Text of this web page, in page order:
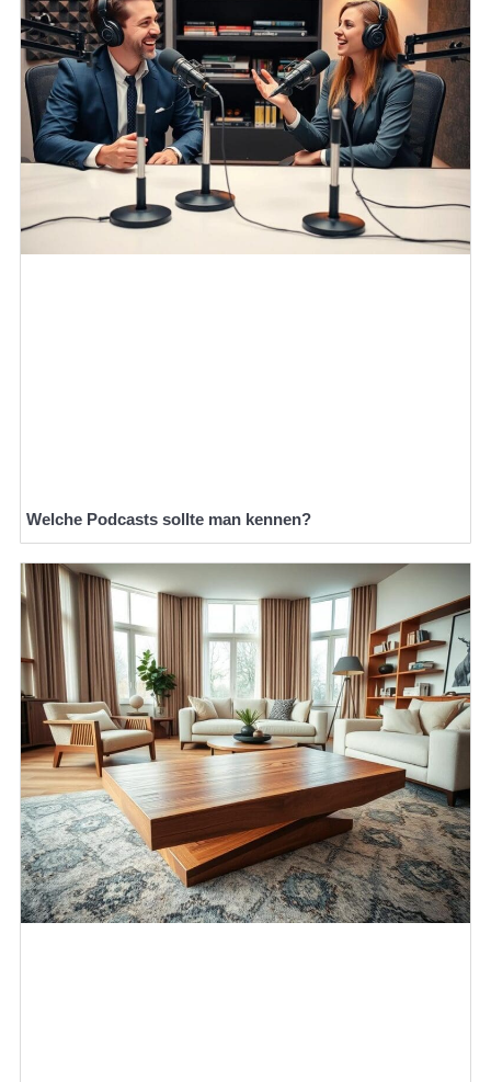
Welche Podcasts sollte man kennen?